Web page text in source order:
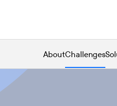
AboutChallenges